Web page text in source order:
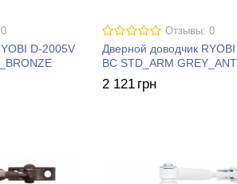
D-2005V
Отзывы: 0
Дверной доводчик
BC STD_ARM
2 121 грн